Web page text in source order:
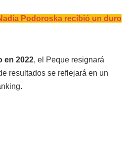
Podoroska recibió un duro
en 2022, el Peque resignará
resultados se reflejará en un